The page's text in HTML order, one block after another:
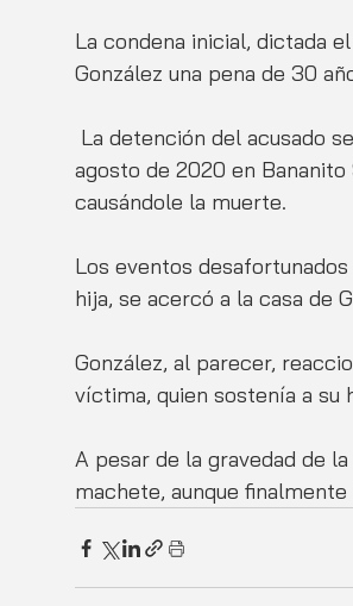
La condena inicial, dictada
González una pena de 30
agosto de 2020 en
causándole la muerte.
Los eventos
hija, se acercó a la casa de
González, al parecer,
víctima, quien sostenía a su
A pesar de la gravedad de
machete, aunque